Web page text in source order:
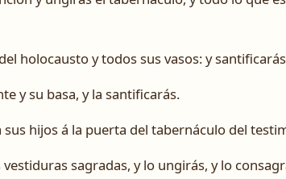
holocausto y todos sus vasos: y
y su basa, y la santificarás.
sus hijos á la puerta del tabernáculo del
sagradas, y lo ungirás, y lo